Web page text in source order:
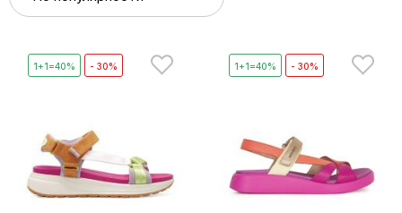
1+1=40% - 30% 1+1=40% - 30%